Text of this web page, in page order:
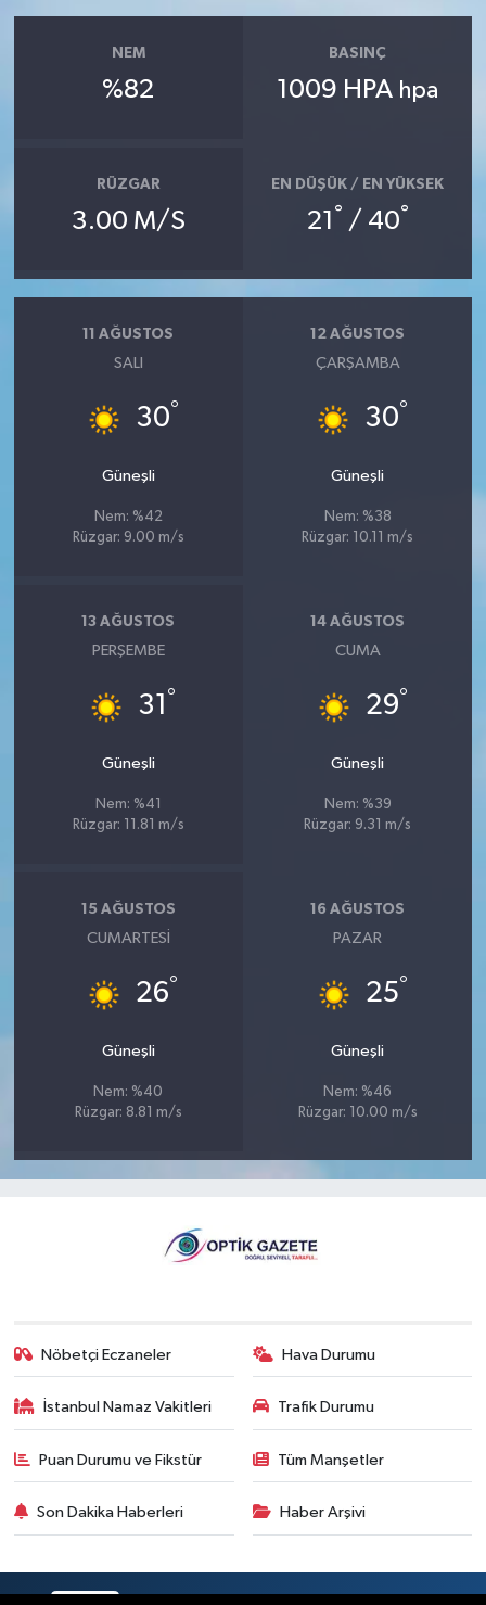
NEM
%82
BASINÇ
1009 HPA hpa
RÜZGAR
3.00 M/S
EN DÜŞÜK / EN YÜKSEK
21 ° / 40°
11 AĞUSTOS
SALI
30°
Güneşli
Nem: %42
Rüzgar: 9.00 m/s
12 AĞUSTOS
ÇARŞAMBA
30°
Güneşli
Nem: %38
Rüzgar: 10.11 m/s
13 AĞUSTOS
PERŞEMBE
31 °
Güneşli
Nem: %41
Rüzgar: 11.81 m/s
14 AĞUSTOS
CUMA
29°
Güneşli
Nem: %39
Rüzgar: 9.31 m/s
15 AĞUSTOS
CUMARTESI
26°
Güneşli
Nem: %40
Rüzgar: 8.81 m/s
16 AĞUSTOS
PAZAR
25°
Güneşli
Nem: %46
Rüzgar: 10.00 m/s
Nöbetçi Eczaneler Hava Durumu
İstanbul Namaz Vakitleri Trafik Durumu
Puan Durumu ve Fikstür Tüm Manşetler
Son Dakika Haberleri Haber Arşivi